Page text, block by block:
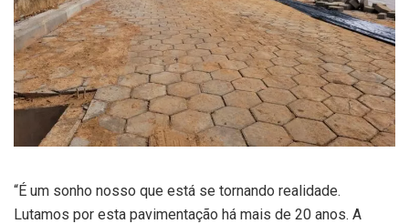
“É um sonho nosso que está se tornando realidade.
Lutamos por esta pavimentação há mais de 20 anos. A